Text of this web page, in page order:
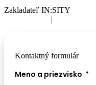
Zakladateľ IN:SITY
|
Kontaktný formulár
Meno a priezvisko